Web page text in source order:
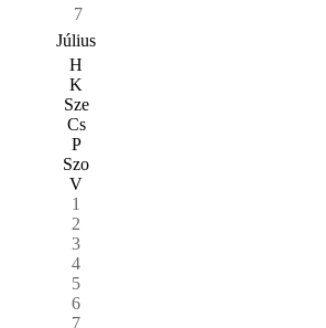
7
Július
H
K
Sze
Cs
P
Szo
V
1
2
3
4
5
6
7